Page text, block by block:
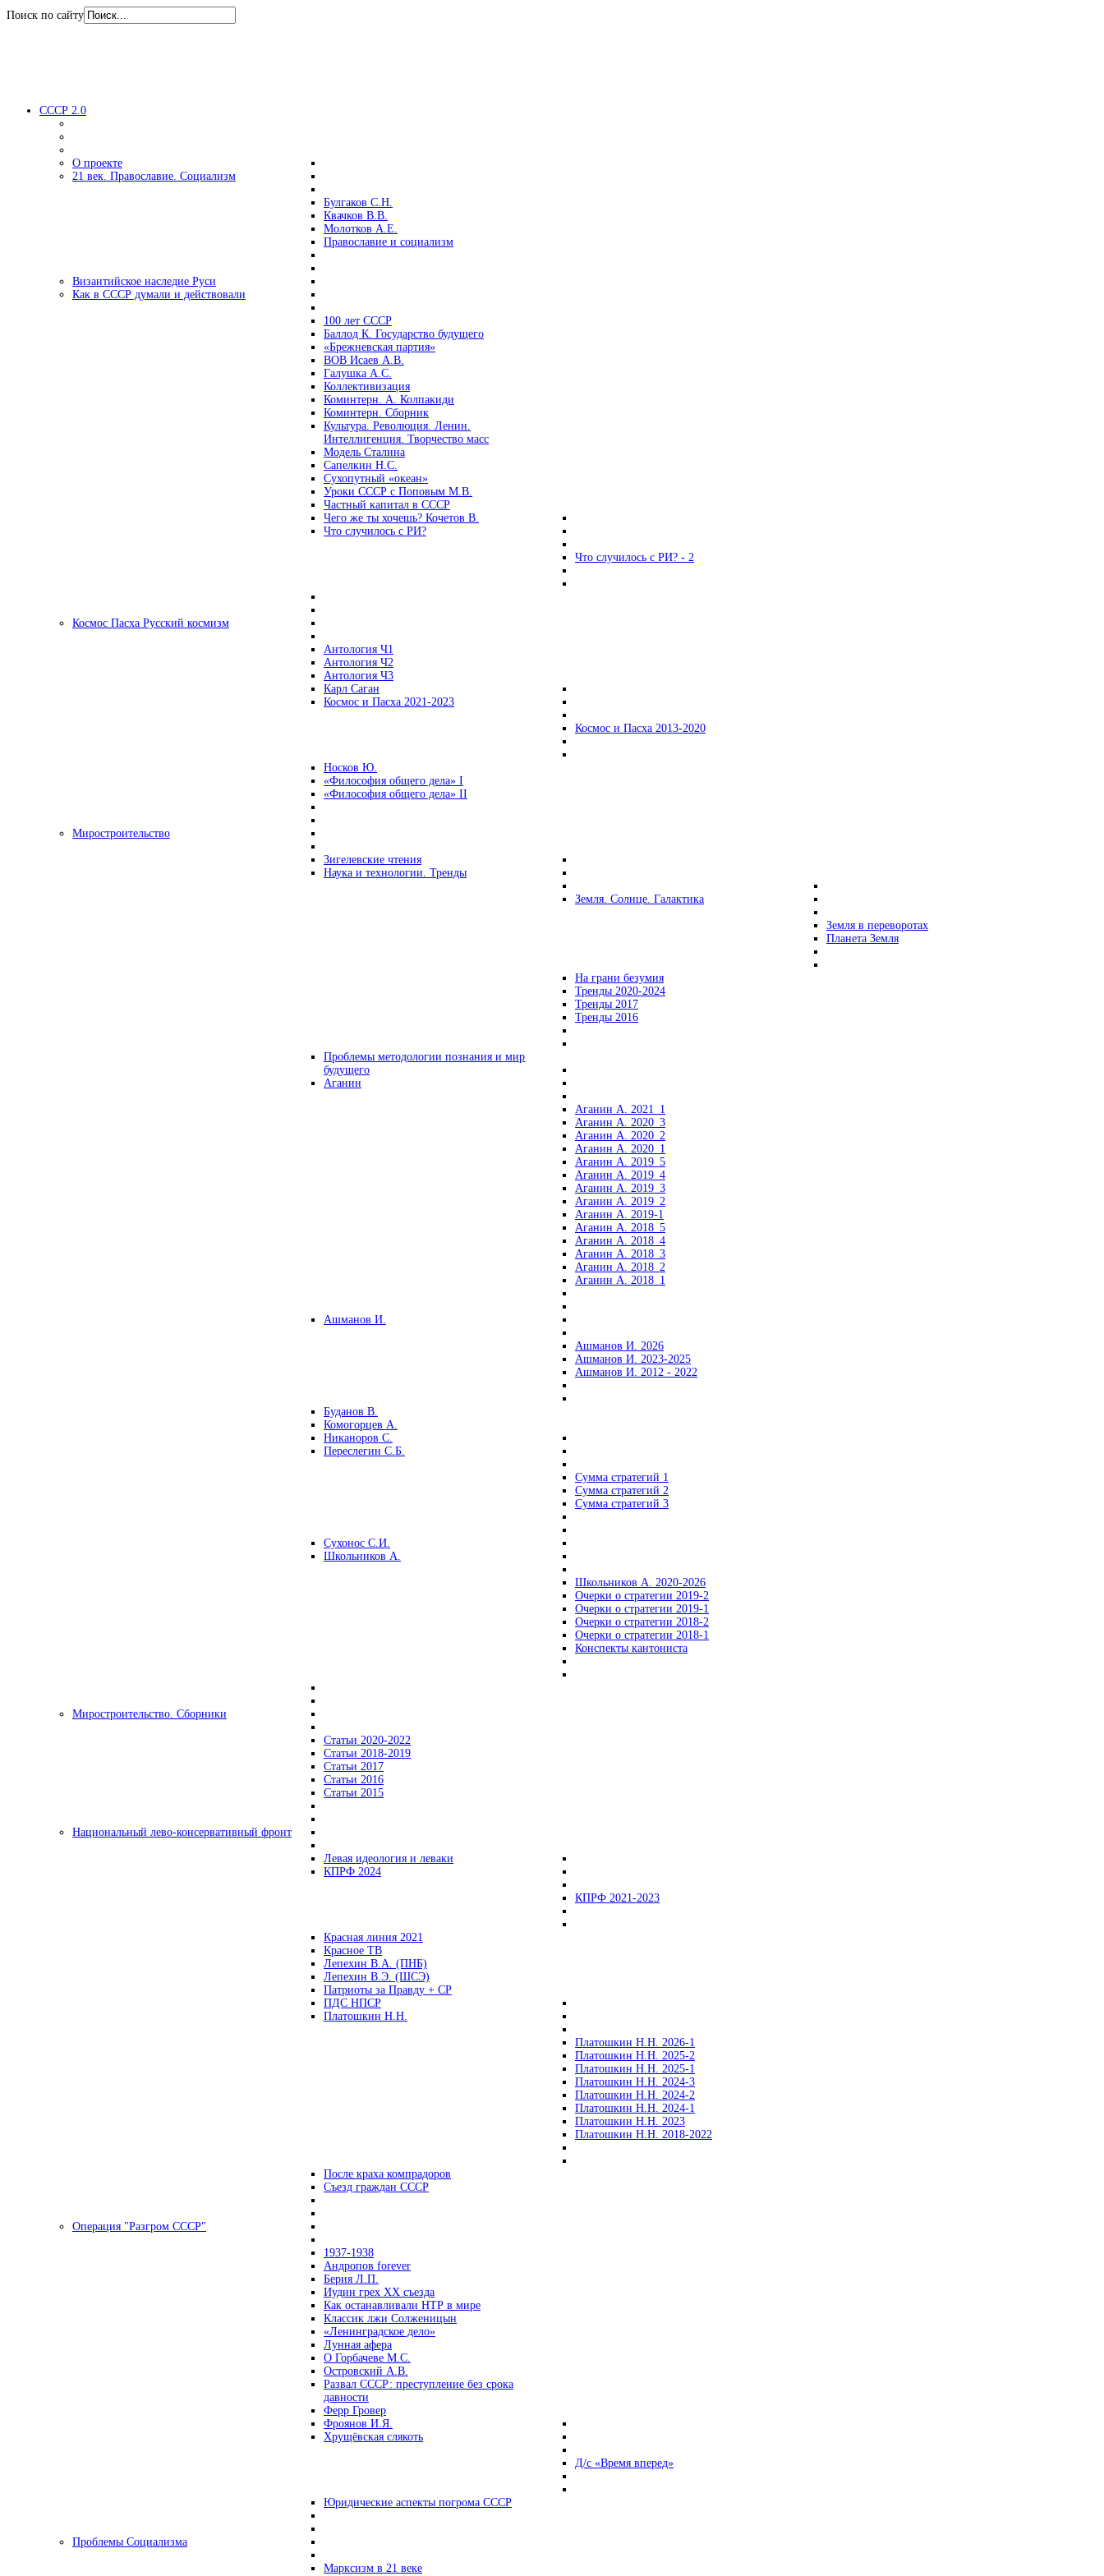
Поиск по сайту
СССР 2.0
О проекте
21 век. Православие. Социализм
Булгаков С.Н.
Квачков В.В.
Молотков А.Е.
Православие и социализм
Византийское наследие Руси
Как в СССР думали и действовали
100 лет СССР
Баллод К. Государство будущего
«Брежневская партия»
ВОВ Исаев А.В.
Галушка А.С.
Коллективизация
Коминтерн. А. Колпакиди
Коминтерн. Сборник
Культура. Революция. Ленин.
Интеллигенция. Творчество масс
Модель Сталина
Сапелкин Н.С.
Сухопутный «океан»
Уроки СССР с Поповым М.В.
Частный капитал в СССР
Чего же ты хочешь? Кочетов В.
Что случилось с РИ?
Что случилось с РИ? - 2
Космос Пасха Русский космизм
Антология Ч1
Антология Ч2
Антология Ч3
Карл Саган
Космос и Пасха 2021-2023
Космос и Пасха 2013-2020
Носков Ю.
«Философия общего дела» I
«Философия общего дела» II
Миростроительство
Зигелевские чтения
Наука и технологии. Тренды
Земля. Солнце. Галактика
Земля в переворотах
Планета Земля
На грани безумия
Тренды 2020-2024
Тренды 2017
Тренды 2016
Проблемы методологии познания и мир
будущего
Аганин
Аганин А. 2021_1
Аганин А. 2020_3
Аганин А. 2020_2
Аганин А. 2020_1
Аганин А. 2019_5
Аганин А. 2019_4
Аганин А. 2019_3
Аганин А. 2019_2
Аганин А. 2019-1
Аганин А. 2018_5
Аганин А. 2018_4
Аганин А. 2018_3
Аганин А. 2018_2
Аганин А. 2018_1
Ашманов И.
Ашманов И. 2026
Ашманов И. 2023-2025
Ашманов И. 2012 - 2022
Буданов В.
Комогорцев А.
Никаноров С.
Переслегин С.Б.
Сумма стратегий 1
Сумма стратегий 2
Сумма стратегий 3
Сухонос С.И.
Школьников А.
Школьников А. 2020-2026
Очерки о стратегии 2019-2
Очерки о стратегии 2019-1
Очерки о стратегии 2018-2
Очерки о стратегии 2018-1
Конспекты кантониста
Миростроительство. Сборники
Статьи 2020-2022
Статьи 2018-2019
Статьи 2017
Статьи 2016
Статьи 2015
Национальный лево-консервативный фронт
Левая идеология и леваки
КПРФ 2024
КПРФ 2021-2023
Красная линия 2021
Красное ТВ
Лепехин В.А. (ПНБ)
Лепехин В.Э. (ШСЭ)
Патриоты за Правду + СР
ПДС НПСР
Платошкин Н.Н.
Платошкин Н.Н. 2026-1
Платошкин Н.Н. 2025-2
Платошкин Н.Н. 2025-1
Платошкин Н.Н. 2024-3
Платошкин Н.Н. 2024-2
Платошкин Н.Н. 2024-1
Платошкин Н.Н. 2023
Платошкин Н.Н. 2018-2022
После краха компрадоров
Съезд граждан СССР
Операция "Разгром СССР"
1937-1938
Андропов forever
Берия Л.П.
Иудин грех ХХ съезда
Как останавливали НТР в мире
Классик лжи Солженицын
«Ленинградское дело»
Лунная афера
О Горбачеве М.С.
Островский А.В.
Развал СССР: преступление без срока
давности
Ферр Гровер
Фроянов И.Я.
Хрущёвская слякоть
Д/с «Время вперед»
Юридические аспекты погрома СССР
Проблемы Социализма
Марксизм в 21 веке